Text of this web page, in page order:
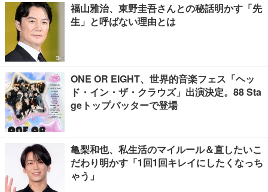
福山雅治、東野圭吾さんとの秘話明かす「先
生」と呼ばない理由とは
ONE OR EIGHT、世界的音楽フェス「ヘッ
ド・イン・ザ・クラウズ」出演決定。88 Sta
geトップバッターで登場
亀梨和也、私生活のマイルール＆直したいこ
だわり明かす「1回1回キレイにしたくなっち
ゃう」